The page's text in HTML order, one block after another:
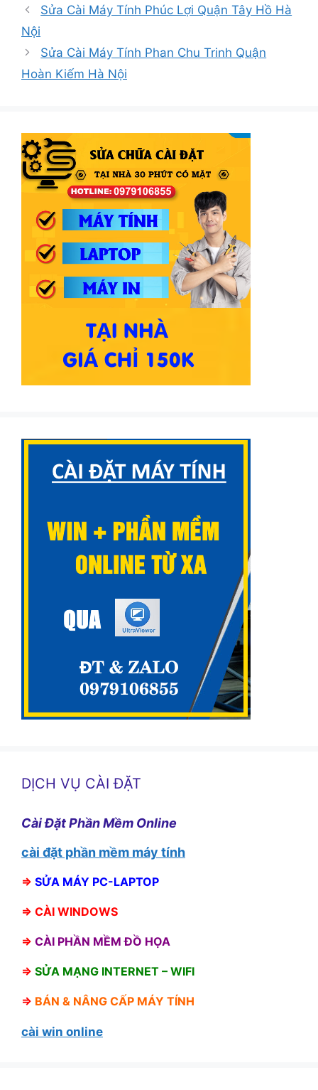
mục
Sửa Cài Máy Tính Phúc Lợi Quận Tây Hồ Hà
Nội
Sửa Cài Máy Tính Phan Chu Trinh Quận
Hoàn Kiếm Hà Nội
DỊCH VỤ CÀI ĐẶT
Cài Đặt Phần Mềm Online
cài đặt phần mềm máy tính
⇒ SỬA MÁY PC-LAPTOP
⇒ CÀI WINDOWS
⇒ CÀI PHẦN MỀM ĐỒ HỌA
⇒ SỬA MẠNG INTERNET – WIFI
⇒ BÁN & NÂNG CẤP MÁY TÍNH
cài win online